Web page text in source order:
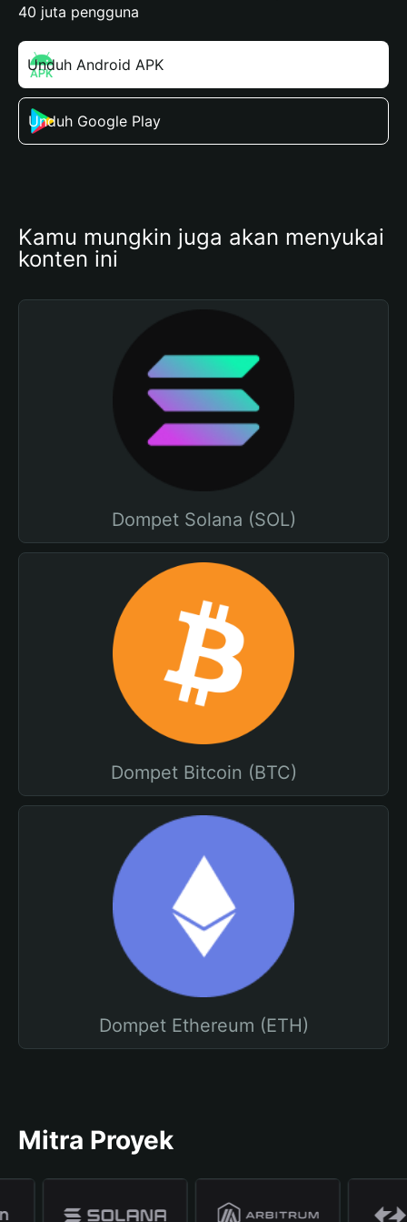
40 juta pengguna
Unduh Android APK
Unduh Google Play
Kamu mungkin juga akan menyukai
konten ini
Dompet Solana (SOL)
Dompet Bitcoin (BTC)
Dompet Ethereum (ETH)
Mitra Proyek